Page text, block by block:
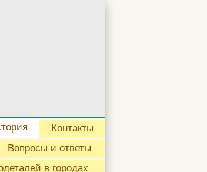
Контакты
Вопросы и ответы
в городах